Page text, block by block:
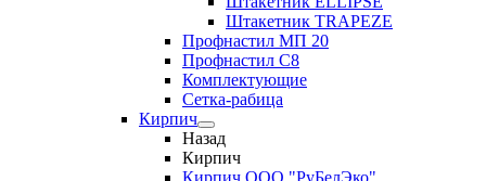
Штакетник TRAPEZE
Профнастил МП 20
Профнастил С8
Комплектующие
Сетка-рабица
Кирпич
Назад
Кирпич
Кирпич ООО "РуБелЭко"